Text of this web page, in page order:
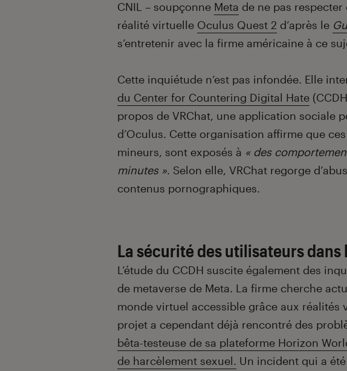
CNIL – soupçonne Meta de ne pas
réalité virtuelle Oculus Quest 2 d’après le
s’entretenir avec la firme américaine à ce
Cette inquiétude n’est pas infondée. Elle
du Center for Countering Digital Hate
propos de VRChat, une application sociale
d’Oculus. Cette organisation affirme que
mineurs, sont exposés à « des
minutes ». Selon elle, VRChat regorge
contenus pornographiques.
La sécurité des utilisateurs
L’étude du CCDH suscite également des
de metaverse de Meta. La firme cherche
monde virtuel accessible grâce aux réalités
projet a cependant déjà rencontré des
bêta-testeuse de sa plateforme Horizon
de harcèlement sexuel. Un incident qui a